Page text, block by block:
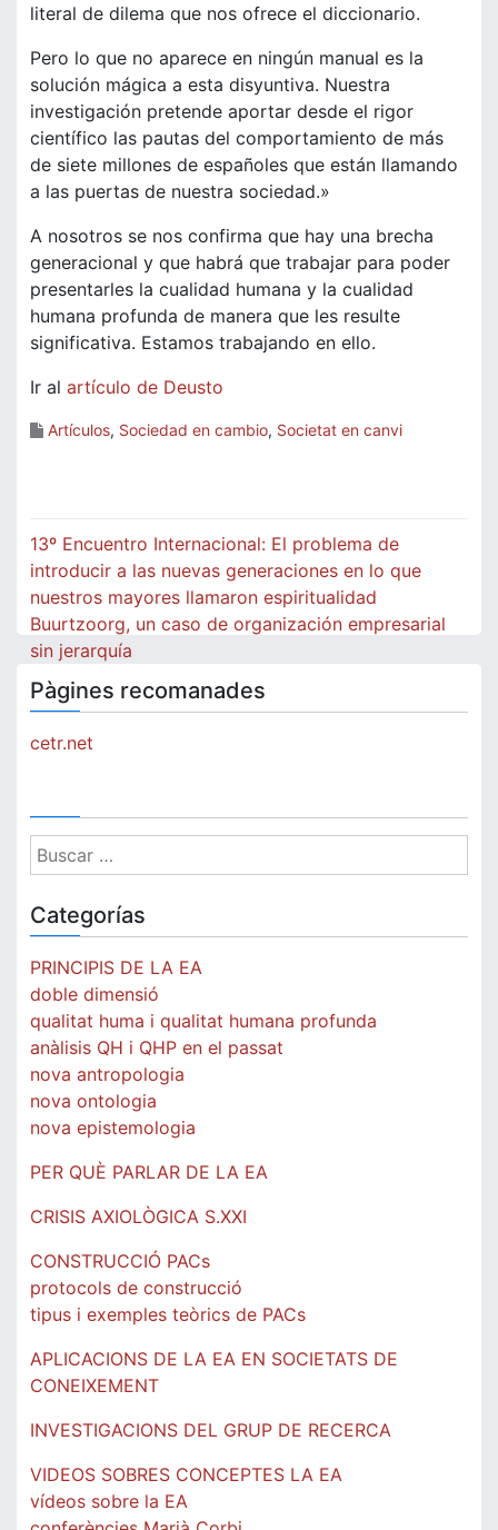
literal de dilema que nos ofrece el diccionario.
Pero lo que no aparece en ningún manual es la
solución mágica a esta disyuntiva. Nuestra
investigación pretende aportar desde el rigor
científico las pautas del comportamiento de más
de siete millones de españoles que están llamando
a las puertas de nuestra sociedad.»
A nosotros se nos confirma que hay una brecha
generacional y que habrá que trabajar para poder
presentarles la cualidad humana y la cualidad
humana profunda de manera que les resulte
significativa. Estamos trabajando en ello.
Ir al artículo de Deusto
Artículos, Sociedad en cambio, Societat en canvi
Navegación
de
entradas
13º Encuentro Internacional: El problema de
introducir a las nuevas generaciones en lo que
nuestros mayores llamaron espiritualidad
Buurtzoorg, un caso de organización empresarial
sin jerarquía
Pàgines recomanades
cetr.net
Buscar:
Categorías
PRINCIPIS DE LA EA
doble dimensió
qualitat huma i qualitat humana profunda
anàlisis QH i QHP en el passat
nova antropologia
nova ontologia
nova epistemologia
PER QUÈ PARLAR DE LA EA
CRISIS AXIOLÒGICA S.XXI
CONSTRUCCIÓ PACs
protocols de construcció
tipus i exemples teòrics de PACs
APLICACIONS DE LA EA EN SOCIETATS DE
CONEIXEMENT
INVESTIGACIONS DEL GRUP DE RECERCA
VIDEOS SOBRES CONCEPTES LA EA
vídeos sobre la EA